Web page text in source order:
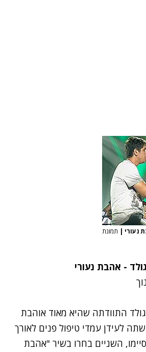
נעורי | תמונת
- אהבת נעורי
התוודתה שהיא מאוד אוהבת
לעידן עמדי טיפול פנים לאורך
השניים בחרו בשיר "אהבת